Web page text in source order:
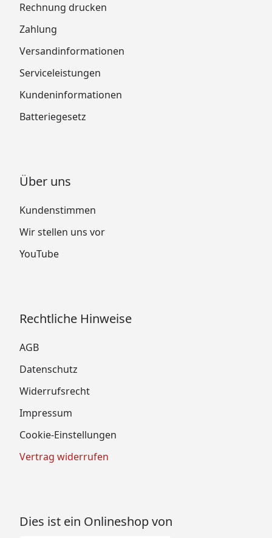
Rechnung drucken
Zahlung
Versandinformationen
Serviceleistungen
Kundeninformationen
Batteriegesetz
Über uns
Kundenstimmen
Wir stellen uns vor
YouTube
Rechtliche Hinweise
AGB
Datenschutz
Widerrufsrecht
Impressum
Cookie-Einstellungen
Vertrag widerrufen
Dies ist ein Onlineshop von